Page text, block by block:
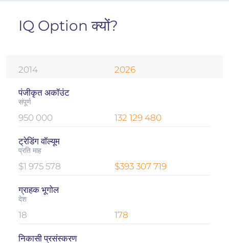
IQ Option क्यों?
2014 2026
पंजीकृत अकॉउंट
संपूर्ण
950 000 132 129 480
ट्रेडिंग वॉल्यूम
प्रति माह
$1 975 578 $393 307 719
ग्राहक भूगोल
देश
18 178
निकासी प्रसंस्करण